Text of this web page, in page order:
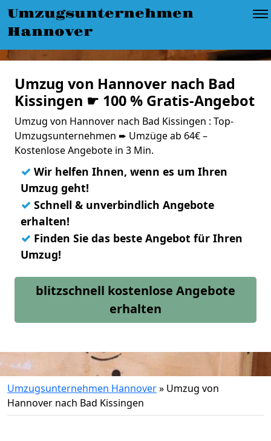
Umzugsunternehmen
Hannover
Umzug von Hannover nach Bad
Kissingen ☛ 100 % Gratis-Angebot
Umzug von Hannover nach Bad Kissingen : Top-
Umzugsunternehmen ➨ Umzüge ab 64€ –
Kostenlose Angebote in 3 Min.
✓ Wir helfen Ihnen, wenn es um Ihren
Umzug geht!
✓ Schnell & unverbindlich Angebote
erhalten!
✓ Finden Sie das beste Angebot für Ihren
Umzug!
blitzschnell kostenlose Angebote
erhalten
Umzugsunternehmen Hannover» Umzug von
Hannover nach Bad Kissingen